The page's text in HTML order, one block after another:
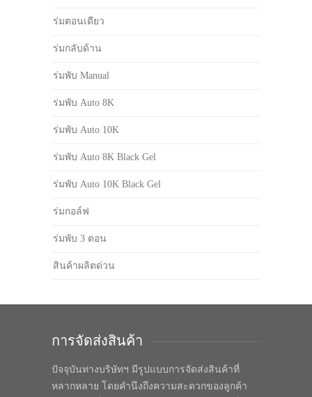
ร่มตอนเดียว
ร่มกลับด้าน
ร่มพับ Manual
ร่มพับ Auto 8K
ร่มพับ Auto 10K
ร่มพับ Auto 8K Black Gel
ร่มพับ Auto 10K Black Gel
ร่มกอล์ฟ
ร่มพับ 3 ตอน
สินค้าผลิตด่วน
การจัดส่งสินค้า
ปัจจุบันทางบริษัทฯ มีรูปแบบการจัดส่งสินค้าที่
หลากหลาย โดยคำนึงถึงความสะดวกของลูกค้า